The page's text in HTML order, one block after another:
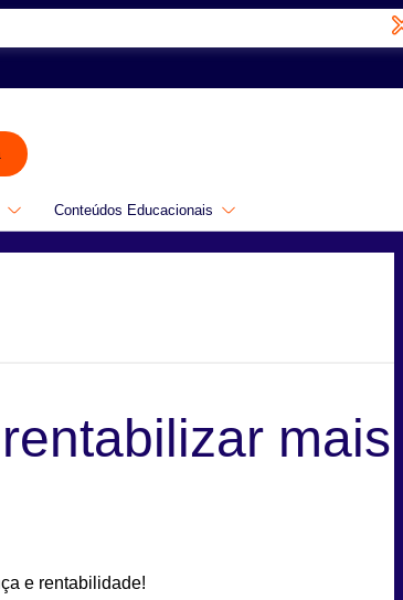
Conteúdos Educacionais
mais
e rentabilidade!